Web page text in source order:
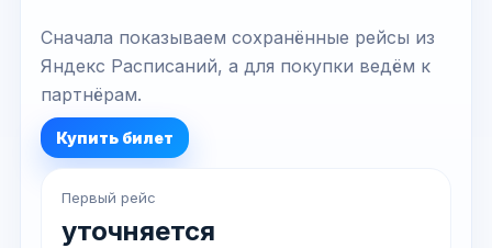
Сначала показываем сохранённые рейсы из
Яндекс Расписаний, а для покупки ведём к
партнёрам.
Купить билет
Первый рейс
уточняется